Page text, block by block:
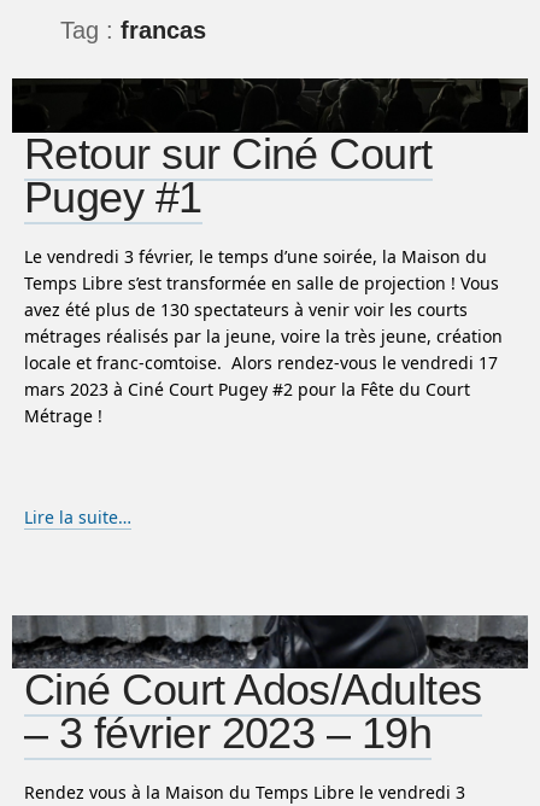
Tag : francas
Retour sur Ciné Court
Pugey #1
Le vendredi 3 février, le temps d’une soirée, la Maison du
Temps Libre s’est transformée en salle de projection ! Vous
avez été plus de 130 spectateurs à venir voir les courts
métrages réalisés par la jeune, voire la très jeune, création
locale et franc-comtoise. Alors rendez-vous le vendredi 17
mars 2023 à Ciné Court Pugey #2 pour la Fête du Court
Métrage !
Lire la suite…
Ciné Court Ados/Adultes
– 3 février 2023 – 19h
Rendez vous à la Maison du Temps Libre le vendredi 3